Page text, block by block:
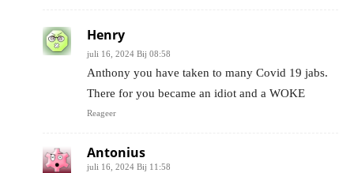
Henry
juli 16, 2024 Bij 08:58
Anthony you have taken to many Covid 19 jabs.
There for you became an idiot and a WOKE
Reageer
Antonius
juli 16, 2024 Bij 11:58